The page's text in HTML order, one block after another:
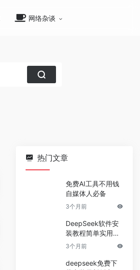
网络杂谈
热门文章
免费AI工具不用钱
自媒体人必备
3个月前
DeepSeek软件安
装教程简单实用快
速上手
3个月前
deepseek免费下